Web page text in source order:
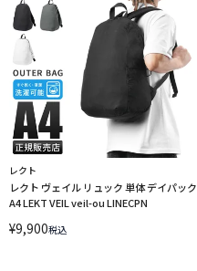
レクト
レクト ヴェイル リュック 単体 デイパック
A4 LEKT VEIL veil-ou LINECPN
¥9,900税込